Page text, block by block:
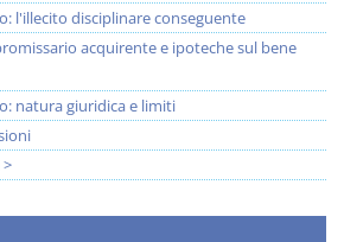
l'illecito disciplinare conseguente
acquirente e ipoteche sul bene
natura giuridica e limiti